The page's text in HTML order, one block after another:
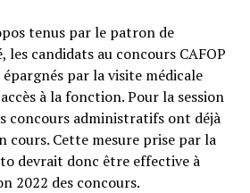
tenus par le patron de
les candidats au concours CAFOP
par la visite médicale
à la fonction. Pour la session
concours administratifs ont déjà
cours. Cette mesure prise par la
devrait donc être effective à
2022 des concours.